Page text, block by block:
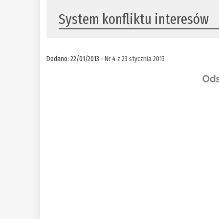
System konfliktu interesów
Dodano: 22/01/2013 -Nr 4 z 23 stycznia 2013